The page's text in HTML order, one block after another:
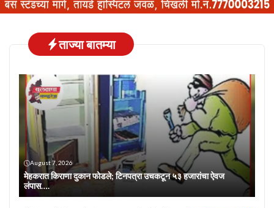
ताज्या बातम्या
August 7, 2026
मेहकरात किराणा दुकान फोडले; टिनपत्रा उचकटून ५३ हजारांचा ऐवज
लंपास….